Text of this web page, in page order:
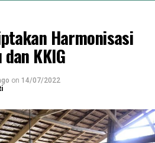
Harmonisasi
KKIG
on 14/07/2022